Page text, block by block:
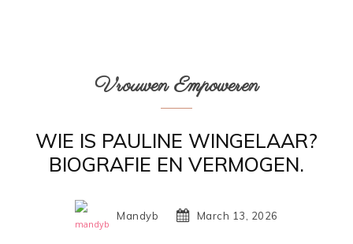
Vrouwen Empoweren
WIE IS PAULINE WINGELAAR?
BIOGRAFIE EN VERMOGEN.
Mandyb March 13, 2026